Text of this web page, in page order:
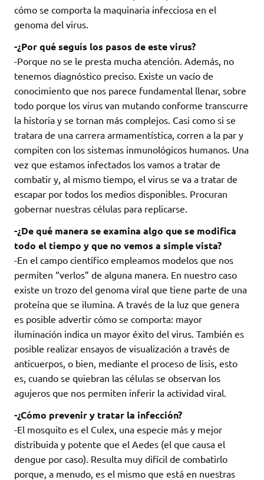
cómo se comporta la maquinaria infecciosa en el
genoma del virus.
-¿Por qué seguís los pasos de este virus?
-Porque no se le presta mucha atención. Además, no
tenemos diagnóstico preciso. Existe un vacío de
conocimiento que nos parece fundamental llenar, sobre
todo porque los virus van mutando conforme transcurre
la historia y se tornan más complejos. Casi como si se
tratara de una carrera armamentística, corren a la par y
compiten con los sistemas inmunológicos humanos. Una
vez que estamos infectados los vamos a tratar de
combatir y, al mismo tiempo, el virus se va a tratar de
escapar por todos los medios disponibles. Procuran
gobernar nuestras células para replicarse.
-¿De qué manera se examina algo que se modifica
todo el tiempo y que no vemos a simple vista?
-En el campo científico empleamos modelos que nos
permiten “verlos” de alguna manera. En nuestro caso
existe un trozo del genoma viral que tiene parte de una
proteína que se ilumina. A través de la luz que genera
es posible advertir cómo se comporta: mayor
iluminación indica un mayor éxito del virus. También es
posible realizar ensayos de visualización a través de
anticuerpos, o bien, mediante el proceso de lisis, esto
es, cuando se quiebran las células se observan los
agujeros que nos permiten inferir la actividad viral.
-¿Cómo prevenir y tratar la infección?
-El mosquito es el Culex, una especie más y mejor
distribuida y potente que el Aedes (el que causa el
dengue por caso). Resulta muy difícil de combatirlo
porque, a menudo, es el mismo que está en nuestras